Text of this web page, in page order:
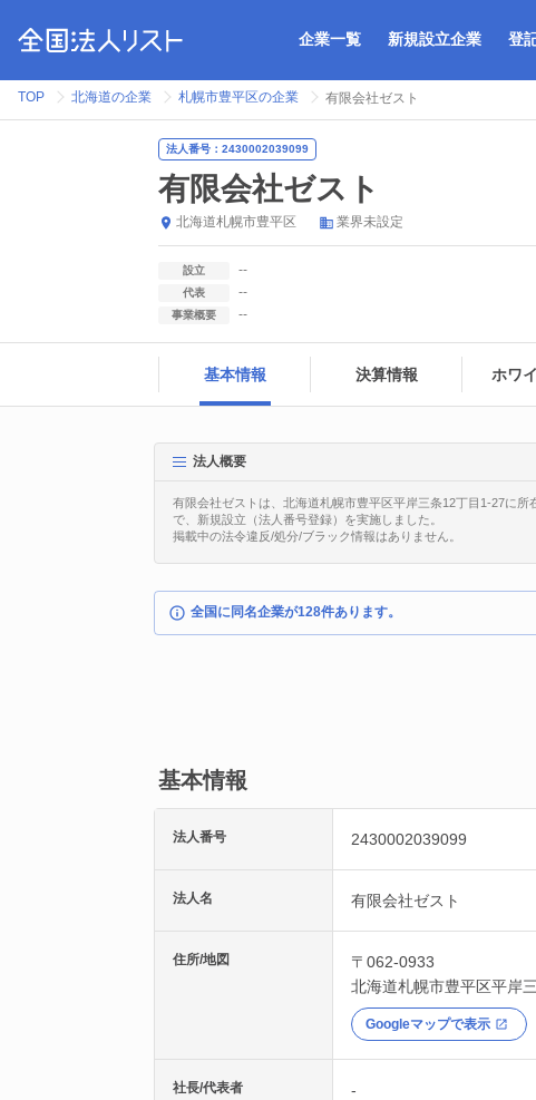
企業一覧 新規設立企業 登
TOP 北海道の企業 札幌市豊平区の企業 有限会社ゼスト
法人番号：2430002039099
有限会社ゼスト
北海道札幌市豊平区 業界未設定
設立 --
代表 --
事業概要 --
基本情報 決算情報 ホワ
法人概要
有限会社ゼストは、北海道札幌市豊平区平岸三条12丁目1-27に
で、新規設立（法人番号登録）を実施しました。
掲載中の法令違反/処分/ブラック情報はありません。
全国に同名企業が128件あります。
基本情報
法人番号 2430002039099
法人名 有限会社ゼスト
住所/地図
〒062-0933
北海道札幌市豊平区平岸
Googleマップで表示
社長/代表者 -